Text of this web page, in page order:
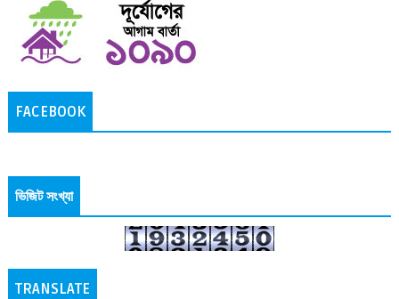
FACEBOOK
ভিজিট সংখ্যা
TRANSLATE